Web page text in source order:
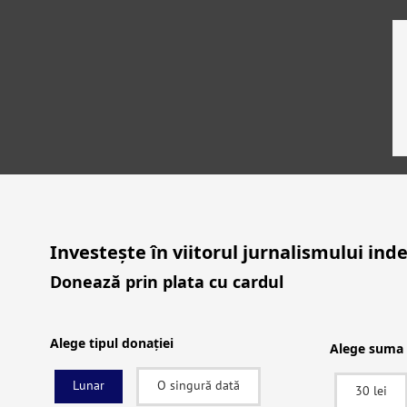
Investește în viitorul jurnalismului
Donează prin plata cu cardul
Alege tipul donației
Lunar O singură dată
Alege suma
30 lei